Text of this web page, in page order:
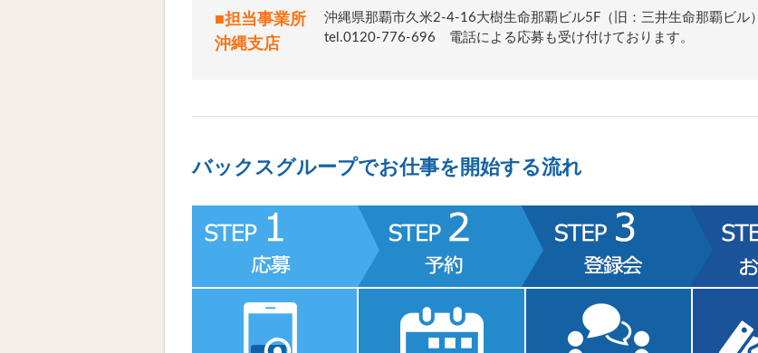
■担当事業所
沖縄支店
沖縄県那覇市久米2-4-16大樹生命那覇ビル5F（旧：三井生命那覇ビル）
tel.0120-776-696 電話による応募も受け付けております。
バックスグループでお仕事を開始する流れ